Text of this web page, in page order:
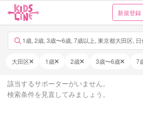
新規登録
1歳, 2歳, 3歳〜6歳, 7歳以上, 東京都大田区,
大田区 1歳 2歳 3歳〜6歳 7
該当するサポーターがいません。
検索条件を見直してみましょう。